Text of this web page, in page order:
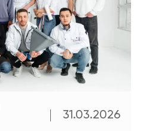
31.03.2026